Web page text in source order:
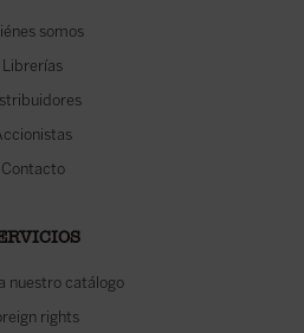
somos
Librerías
Contacto
nuestro catálogo
rights